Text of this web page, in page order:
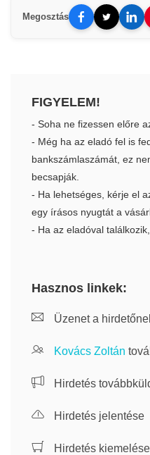
Megosztás
FIGYELEM!
- Soha ne fizessen előre
- Még ha az eladó fel is
bankszámlaszámát, ez
becsapják.
- Ha lehetséges, kérje el
egy írásos nyugtát a
- Ha az eladóval
Hasznos linkek:
Üzenet a
Kovács Zoltán
Hirdetés
Hirdetés jelentése
Hirdetés kiemelése